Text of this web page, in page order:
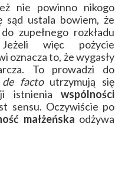
nie powinno nikogo
sąd ustala bowiem, że
zupełnego rozkładu
Jeżeli więc pożycie
oznacza to, że wygasły
To prowadzi do
de facto utrzymują się
istnienia wspólności
sensu. Oczywiście po
małżeńska odżywa